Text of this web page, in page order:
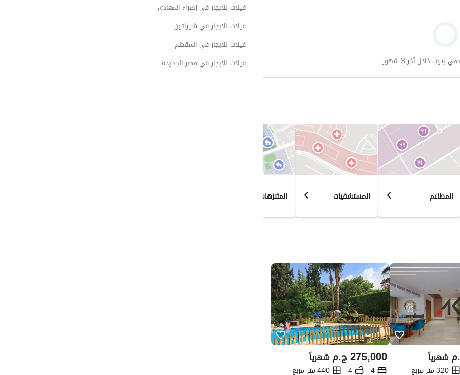
خلال آخر 3 شهور.
المطاعم المستشفيات المتنزهات
شهرياً
320 متر مربع
ج.م275,000 شهرياً
4
4 440 متر مربع
فيلات للايجار في زهراء المعادى
فيلات للايجار في شيراتون
فيلات للايجار في المقطم
فيلات للايجار في مصر الجديدة